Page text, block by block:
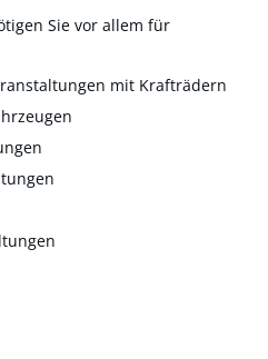
Sie vor allem für
mit Krafträdern